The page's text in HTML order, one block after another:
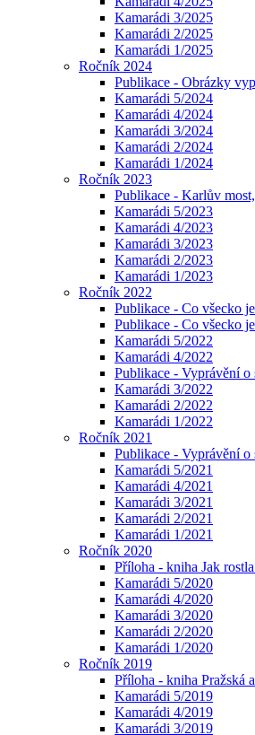
Kamarádi 3/2025
Kamarádi 2/2025
Kamarádi 1/2025
Ročník 2024
Publikace - Obrázky
Kamarádi 5/2024
Kamarádi 4/2024
Kamarádi 3/2024
Kamarádi 2/2024
Kamarádi 1/2024
Ročník 2023
Publikace - Karlův
Kamarádi 5/2023
Kamarádi 4/2023
Kamarádi 3/2023
Kamarádi 2/2023
Kamarádi 1/2023
Ročník 2022
Publikace - Co všecko
Publikace - Co všecko
Kamarádi 5/2022
Kamarádi 4/2022
Publikace - Vyprávění
Kamarádi 3/2022
Kamarádi 2/2022
Kamarádi 1/2022
Ročník 2021
Publikace - Vyprávění
Kamarádi 5/2021
Kamarádi 4/2021
Kamarádi 3/2021
Kamarádi 2/2021
Kamarádi 1/2021
Ročník 2020
Příloha - kniha Jak
Kamarádi 5/2020
Kamarádi 4/2020
Kamarádi 3/2020
Kamarádi 2/2020
Kamarádi 1/2020
Ročník 2019
Příloha - kniha Pražská
Kamarádi 5/2019
Kamarádi 4/2019
Kamarádi 3/2019